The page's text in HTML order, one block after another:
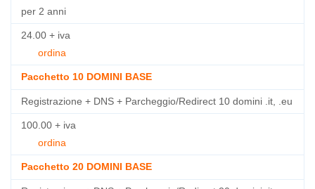
per 2 anni
24.00 + iva
ordina
Pacchetto 10 DOMINI BASE
Registrazione + DNS + Parcheggio/Redirect 10 domini .it, .eu
100.00 + iva
ordina
Pacchetto 20 DOMINI BASE